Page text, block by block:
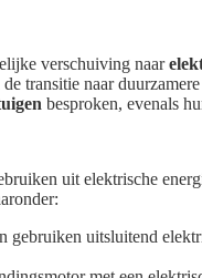
verschuiving naar
transitie naar
besproken, evenals
uit elektrische
gebruiken uitsluitend